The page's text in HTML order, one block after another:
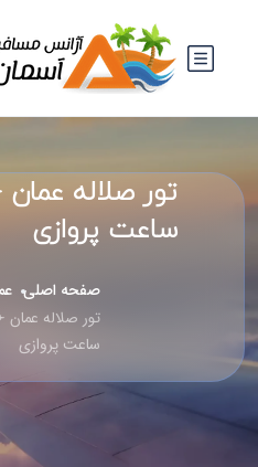
تور صلاله
ساعت پروازی
صفحه اصلی
تور صلاله
ساعت پروازی